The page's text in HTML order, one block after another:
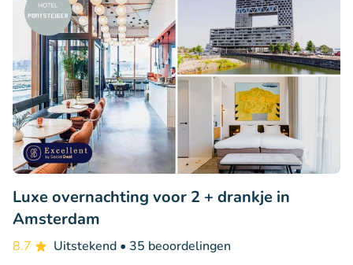
Luxe overnachting voor 2 + drankje in
Amsterdam
8.7 Uitstekend • 35 beoordelingen